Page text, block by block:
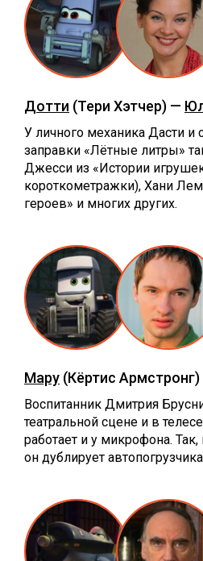
Дотти (Тери Хэтчер) —
У личного механика Дасти и
заправки «Лётные литры»
Джесси из «Истории
короткометражки), Хани
героев» и многих других.
Мару (Кёртис
Воспитанник Дмитрия
театральной сцене и в
работает и у микрофона.
он дублирует